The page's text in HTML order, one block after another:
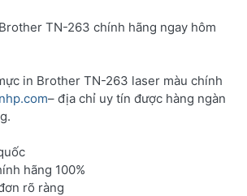
TN-263 chính hãng ngay hôm
in Brother TN-263 laser màu chính
– địa chỉ uy tín được hàng ngàn
hãng 100%
rõ ràng